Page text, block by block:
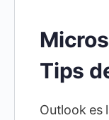
Tips
Outlook es